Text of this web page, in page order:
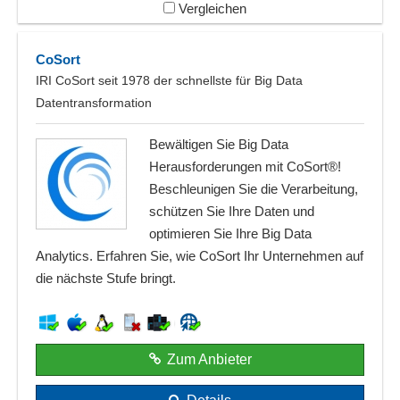
Vergleichen
CoSort
IRI CoSort seit 1978 der schnellste für Big Data
Datentransformation
Bewältigen Sie Big Data
Herausforderungen mit CoSort®!
Beschleunigen Sie die Verarbeitung,
schützen Sie Ihre Daten und
optimieren Sie Ihre Big Data
Analytics. Erfahren Sie, wie CoSort Ihr Unternehmen auf
die nächste Stufe bringt.
Zum Anbieter